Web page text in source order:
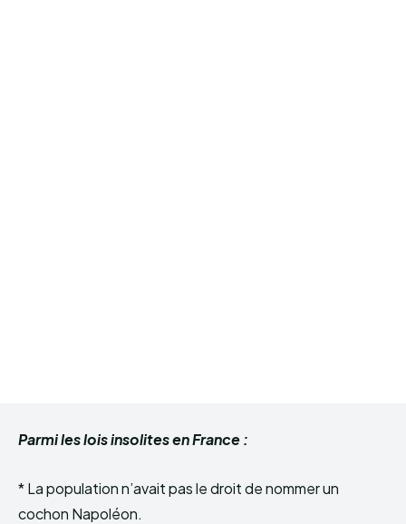
Parmi les lois insolites en France :
* La population n’avait pas le droit de nommer un
cochon Napoléon.